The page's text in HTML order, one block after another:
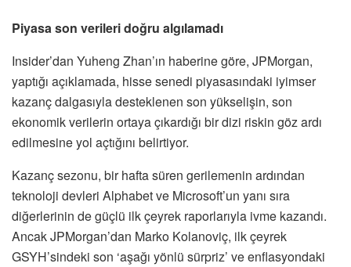
Piyasa son verileri doğru algılamadı
Insider’dan Yuheng Zhan’ın haberine göre, JPMorgan,
yaptığı açıklamada, hisse senedi piyasasındaki iyimser
kazanç dalgasıyla desteklenen son yükselişin, son
ekonomik verilerin ortaya çıkardığı bir dizi riskin göz ardı
edilmesine yol açtığını belirtiyor.
Kazanç sezonu, bir hafta süren gerilemenin ardından
teknoloji devleri Alphabet ve Microsoft’un yanı sıra
diğerlerinin de güçlü ilk çeyrek raporlarıyla ivme kazandı.
Ancak JPMorgan’dan Marko Kolanoviç, ilk çeyrek
GSYH’sindeki son ‘aşağı yönlü sürpriz’ ve enflasyondaki